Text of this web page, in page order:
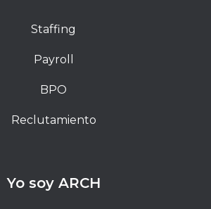
Staffing
Payroll
BPO
Reclutamiento
Yo soy ARCH